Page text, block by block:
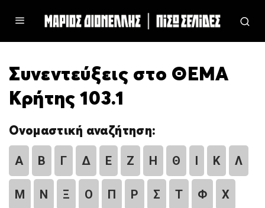
Συνεντεύξεις στο ΘΕΜΑ
Κρήτης 103.1
Ονομαστική αναζήτηση:
Α Β Γ Δ Ε Ζ Η Θ Ι Κ Λ
Μ Ν Ξ Ο Π Ρ Σ Τ Φ Χ